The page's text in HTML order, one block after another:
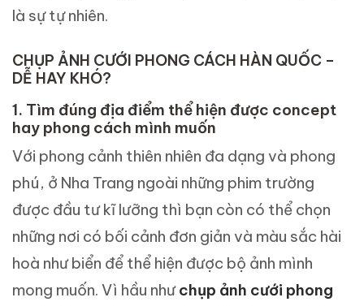
là sự tự nhiên.
CHỤP ẢNH CƯỚI PHONG CÁCH HÀN QUỐC –
DỄ HAY KHÓ?
1. Tìm đúng địa điểm thể hiện được concept
hay phong cách mình muốn
Với phong cảnh thiên nhiên đa dạng và phong
phú, ở Nha Trang ngoài những phim trường
được đầu tư kĩ lưỡng thì bạn còn có thể chọn
những nơi có bối cảnh đơn giản và màu sắc hài
hoà như biển để thể hiện được bộ ảnh mình
mong muốn. Vì hầu nhưchụp ảnh cưới phong